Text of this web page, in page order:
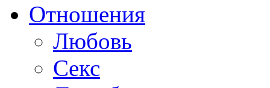
Отношения
Любовь
Секс